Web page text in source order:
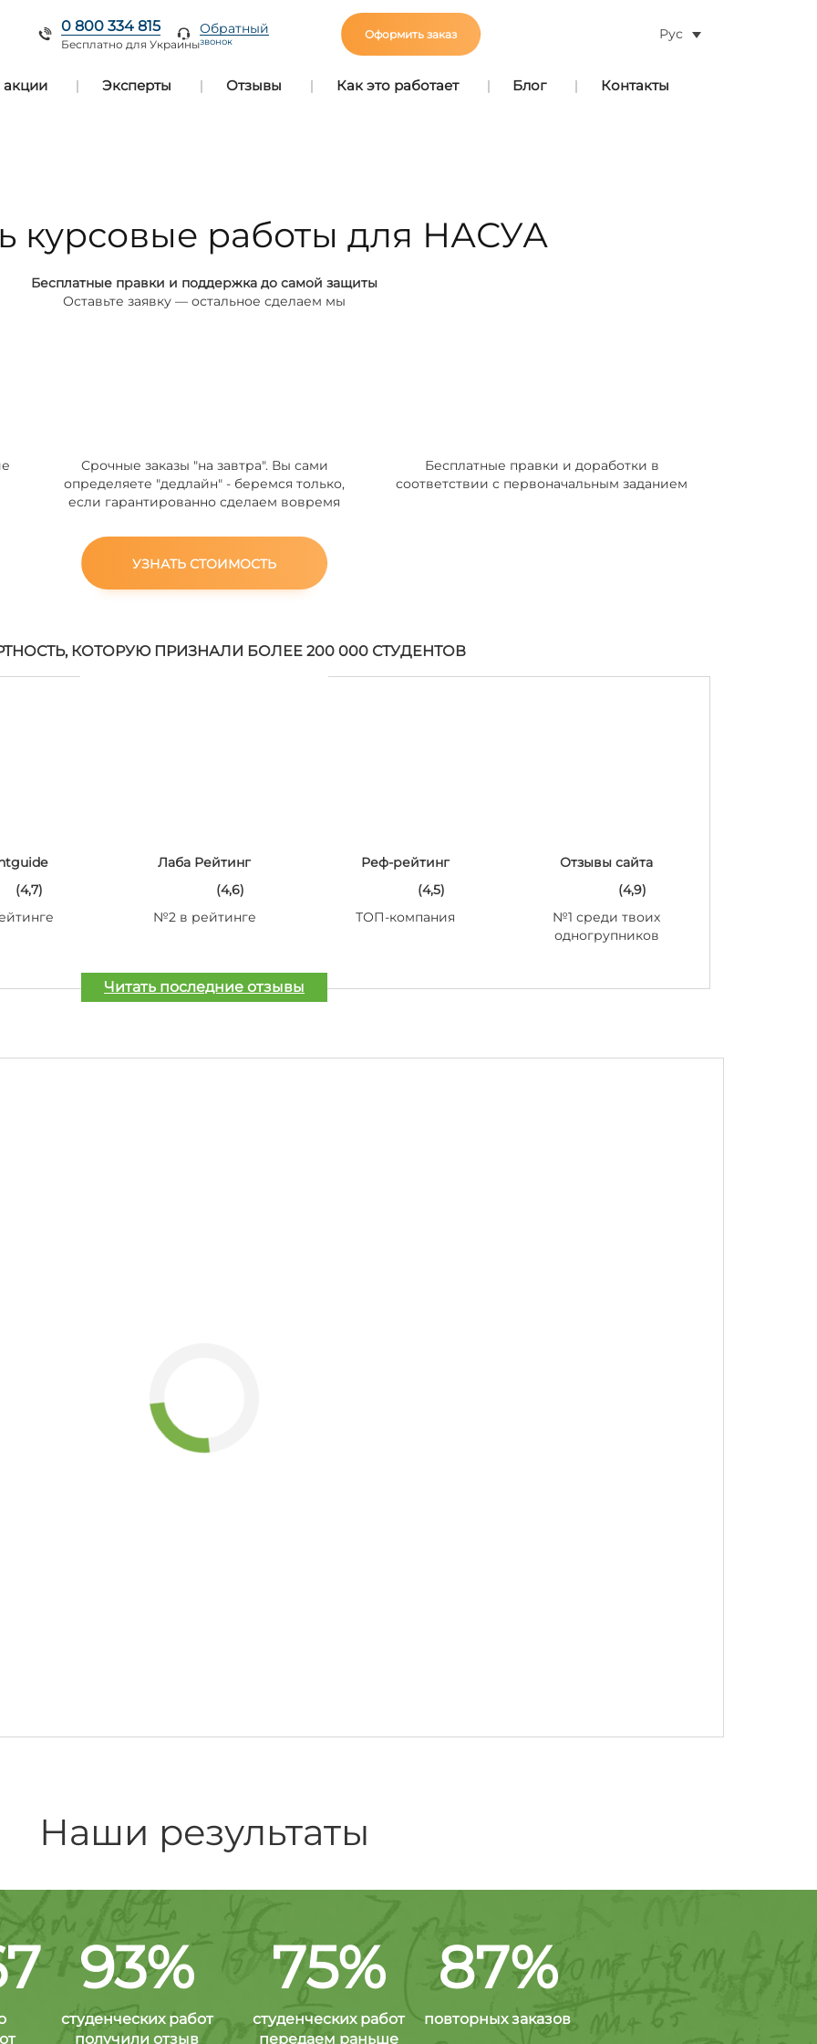
0 800 334 815
Бесплатно для Украины
Обратный
звонок
Оформить заказ Рус
акции Эксперты Отзывы Как это работает Блог Контакты
курсовые работы для НАСУА
Бесплатные правки и поддержка до самой защиты
Оставьте заявку — остальное сделаем мы
Срочные заказы "на завтра". Вы сами
определяете "дедлайн" - беремся только,
если гарантированно сделаем вовремя
Бесплатные правки и доработки в
соответствии с первоначальным заданием
УЗНАТЬ СТОИМОСТЬ
КОТОРУЮ ПРИЗНАЛИ БОЛЕЕ 200 000 СТУДЕНТОВ
(4,7)
Лаба Рейтинг
(4,6)
№2 в рейтинге
Реф-рейтинг
(4,5)
ТОП-компания
Отзывы сайта
(4,9)
№1 среди твоих
одногрупников
Читать последние отзывы
Наши результаты
93%
студенческих работ
получили отзыв
75%
студенческих работ
передаем раньше
87%
повторных заказов